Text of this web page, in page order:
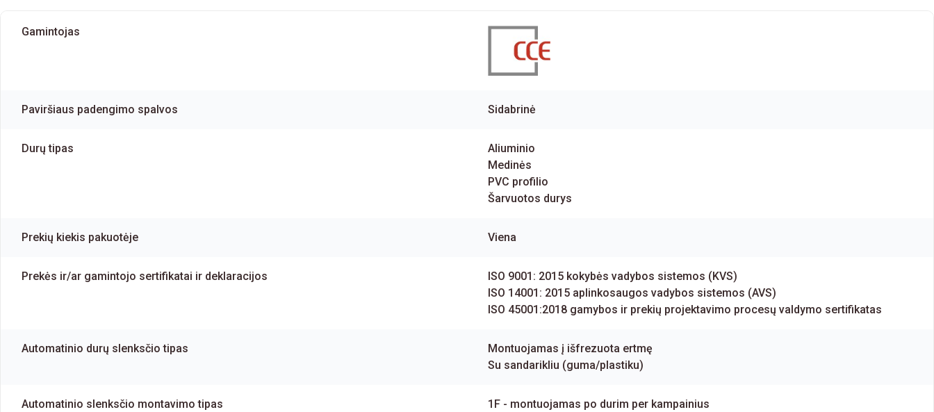
Gamintojas
Paviršiaus padengimo spalvos Sidabrinė
Durų tipas
Aliuminio
Medinės
PVC profilio
Šarvuotos durys
Prekių kiekis pakuotėje Viena
Prekės ir/ar gamintojo sertifikatai ir deklaracijos
ISO 9001: 2015 kokybės vadybos sistemos (KVS)
ISO 14001: 2015 aplinkosaugos vadybos sistemos (AVS)
ISO 45001:2018 gamybos ir prekių projektavimo procesų valdymo sertifikatas
Automatinio durų slenksčio tipas
Montuojamas į išfrezuota ertmę
Su sandarikliu (guma/plastiku)
Automatinio slenksčio montavimo tipas 1F - montuojamas po durim per kampainius